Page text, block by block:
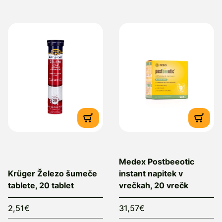
Krüger Železo šumeče
tablete, 20 tablet
2,51€
Medex Postbeeotic
instant napitek v
vrečkah, 20 vrečk
31,57€